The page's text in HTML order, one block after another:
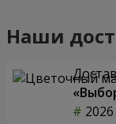
Наши